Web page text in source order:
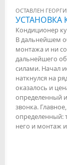
ОСТАВЛЕН
УСТАНОВКА
Кондиционер
В дальнейшем
монтажа и ни
дальнейшего
силами. Начал
наткнулся на
оказалось и
определенный
звонка.
определенный:
него и монтаж